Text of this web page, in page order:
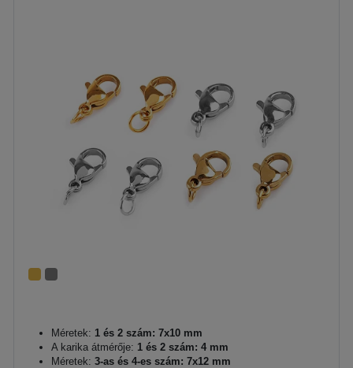
Méretek: 1 és 2 szám: 7x10 mm
A karika átmérője: 1 és 2 szám: 4 mm
Méretek: 3-as és 4-es szám: 7x12 mm